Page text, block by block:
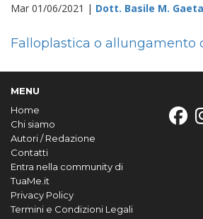
Mar 01/06/2021 | Dott. Basile M.
Falloplastica o allungamento
MENU
Home
Chi siamo
Autori / Redazione
Contatti
Entra nella community di
TuaMe.it
Privacy Policy
Termini e Condizioni Legali